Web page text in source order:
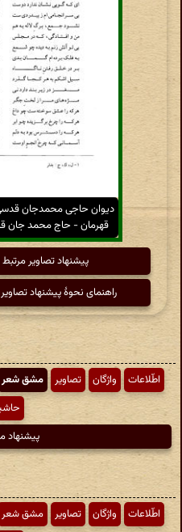
دیوان حاجی محمدجان
قهرمان - حاج محمد جان
پیشنهاد تصاویر مرتبط
راهنمای نحوهٔ پیشنهاد
اطّلاعات واژگان تصاویر مشق شعر
اطّلاعات واژگان تصاویر مشق شعر